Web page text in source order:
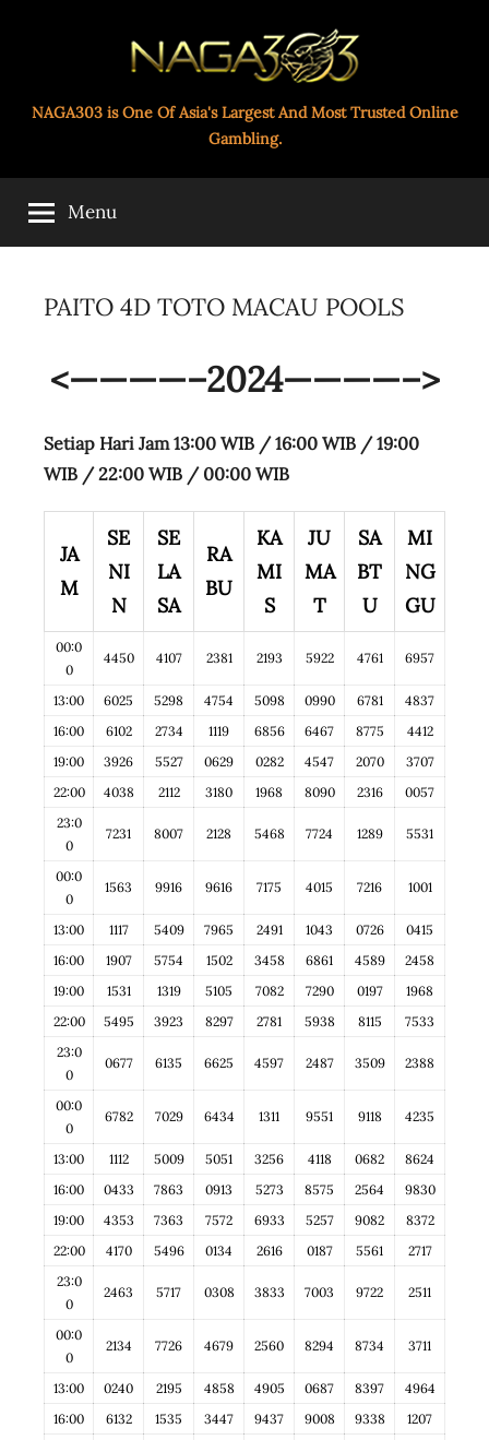
Paito
Toto
Naga303
NAGA303 is One Of Asia's Largest And Most Trusted Online
Gambling.
Menu
PAITO 4D TOTO MACAU POOLS
<————–2024————–>
Setiap Hari Jam 13:00 WIB / 16:00 WIB / 19:00
WIB /22:00 WIB / 00:00 WIB
JA
M
SE
NI
N
SE
LA
SA
RA
BU
KA
MI
S
JU
MA
T
SA
BT
U
MI
NG
GU
00:0
0
4450 4107 2381 2193 5922 4761 6957
13:00 6025 5298 4754 5098 0990 6781
4837
16:00
6102 2734 1119 6856 6467 8775
4412
19:00
3926 5527 0629 0282 4547 2070
3707
22:00
4038 2112 3180 1968 8090 2316
0057
23:0
0
7231 8007 2128 5468 7724 1289 5531
00:0
0
1563 9916 9616 7175 4015 7216 1001
13:00 1117 5409 7965 2491 1043 0726
0415
16:00
1907 5754 1502 3458 6861 4589
2458
19:00
1531 1319 5105 7082 7290 0197
1968
22:00
5495 3923 8297 2781 5938 8115
7533
23:0
0
0677 6135 6625 4597 2487 3509 2388
00:0
0
6782 7029 6434 1311 9551 9118 4235
13:00 1112 5009 5051 3256 4118 0682
8624
16:00
0433 7863 0913 5273 8575 2564
9830
19:00
4353 7363 7572 6933 5257 9082
8372
22:00
4170 5496 0134 2616 0187 5561
2717
23:0
0
2463 5717 0308 3833 7003 9722 2511
00:0
0
2134 7726 4679 2560 8294 8734 3711
13:00 0240 2195 4858 4905 0687 8397
4964
16:00
6132 1535 3447 9437 9008 9338
1207